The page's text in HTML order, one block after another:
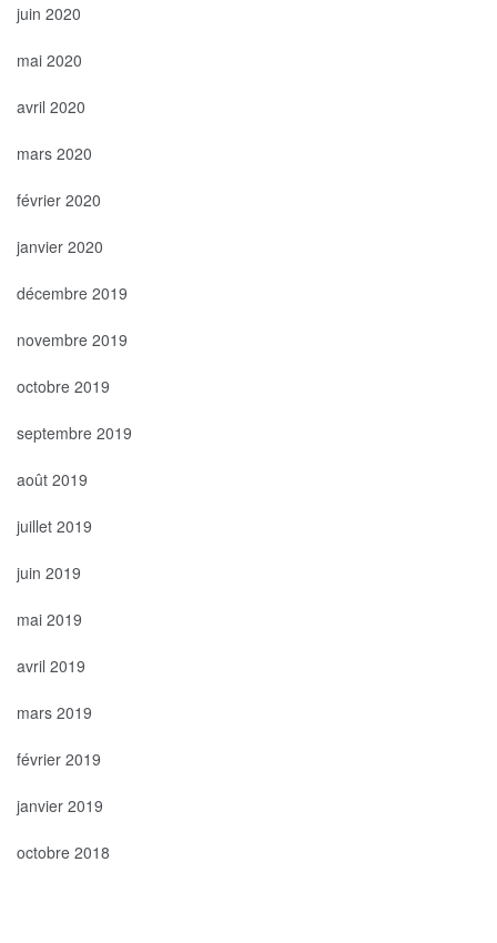
juin 2020
mai 2020
avril 2020
mars 2020
février 2020
janvier 2020
décembre 2019
novembre 2019
octobre 2019
septembre 2019
août 2019
juillet 2019
juin 2019
mai 2019
avril 2019
mars 2019
février 2019
janvier 2019
octobre 2018